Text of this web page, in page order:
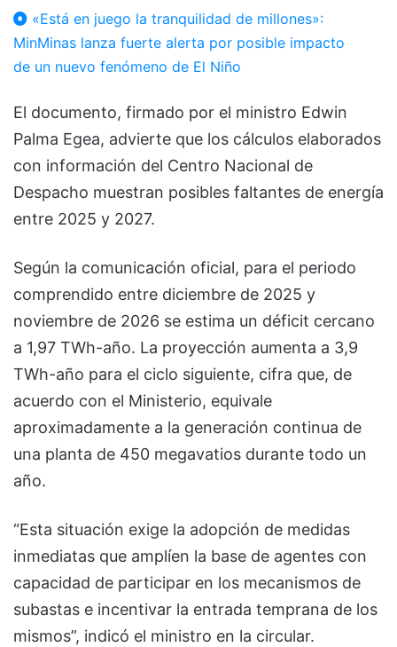
«Está en juego la tranquilidad de millones»:
MinMinas lanza fuerte alerta por posible impacto
de un nuevo fenómeno de El Niño
El documento, firmado por el ministro Edwin
Palma Egea, advierte que los cálculos elaborados
con información del Centro Nacional de
Despacho muestran posibles faltantes de energía
entre 2025 y 2027.
Según la comunicación oficial, para el periodo
comprendido entre diciembre de 2025 y
noviembre de 2026 se estima un déficit cercano
a 1,97 TWh-año. La proyección aumenta a 3,9
TWh-año para el ciclo siguiente, cifra que, de
acuerdo con el Ministerio, equivale
aproximadamente a la generación continua de
una planta de 450 megavatios durante todo un
año.
“Esta situación exige la adopción de medidas
inmediatas que amplíen la base de agentes con
capacidad de participar en los mecanismos de
subastas e incentivar la entrada temprana de los
mismos”, indicó el ministro en la circular.